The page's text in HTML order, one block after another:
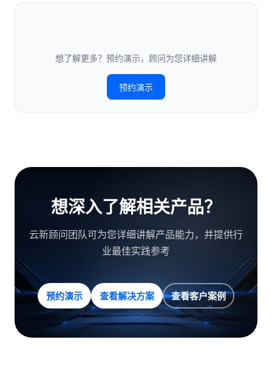
想了解更多？预约演示，顾问为您详细讲解
预约演示
想深入了解相关产品？
云新顾问团队可为您详细讲解产品能力，并提供行
业最佳实践参考
预约演示 查看解决方案 查看客户案例